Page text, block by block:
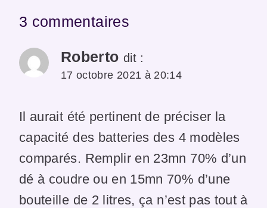
3 commentaires
Roberto dit :
17 octobre 2021 à 20:14
Il aurait été pertinent de préciser la
capacité des batteries des 4 modèles
comparés. Remplir en 23mn 70% d’un
dé à coudre ou en 15mn 70% d’une
bouteille de 2 litres, ça n’est pas tout à